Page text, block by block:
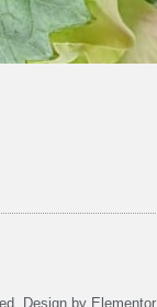
Design by Elementor